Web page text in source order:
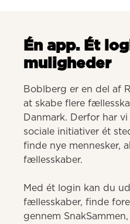
Én app. Ét
muligheder
Boblberg er en del af
at skabe flere
Danmark. Derfor har
sociale initiativer ét
finde nye mennesker,
fællesskaber.
Med ét login kan du
fællesskaber, finde
gennem